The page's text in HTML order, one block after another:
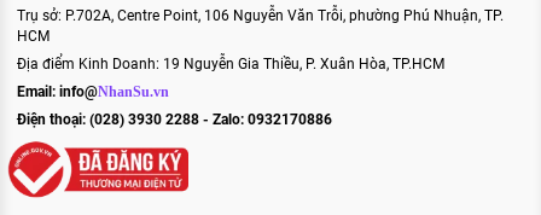
Trụ sở: P.702A, Centre Point, 106 Nguyễn Văn Trỗi, phường Phú Nhuận, TP.
HCM
Địa điểm Kinh Doanh: 19 Nguyễn Gia Thiều, P. Xuân Hòa, TP.HCM
Email: info@NhanSu.vn
Điện thoại: (028) 3930 2288 - Zalo: 0932170886